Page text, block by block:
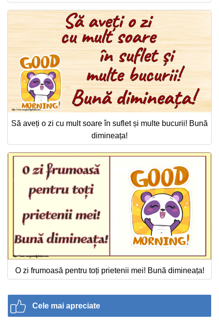
Să aveți o zi cu mult soare în suflet și multe bucurii! Bună
dimineața!
O zi frumoasă pentru toți prietenii mei! Bună dimineața!
Cele mai apreciate